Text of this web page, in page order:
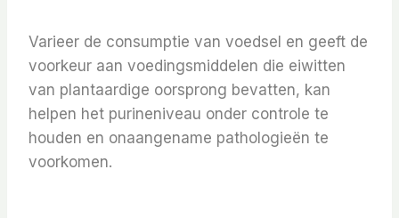
Varieer de consumptie van voedsel en geeft de
voorkeur aan voedingsmiddelen die eiwitten
van plantaardige oorsprong bevatten, kan
helpen het purineniveau onder controle te
houden en onaangename pathologieën te
voorkomen.